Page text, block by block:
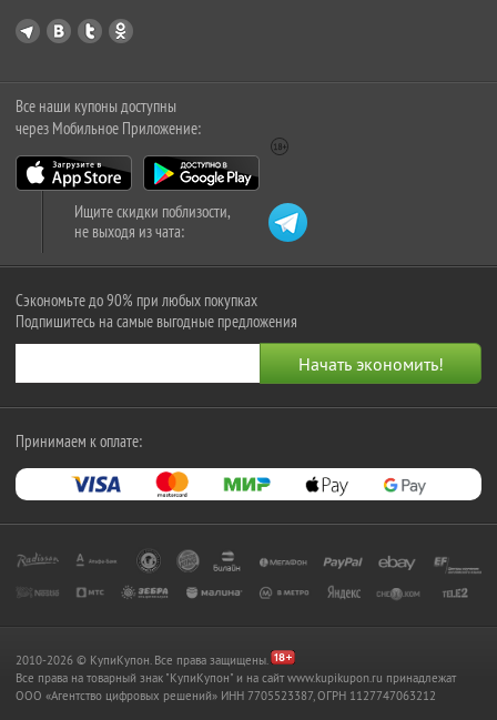
Все наши купоны доступны
через Мобильное Приложение:
Ищите скидки поблизости,
не выходя из чата:
Сэкономьте до 90% при любых покупках
Подпишитесь на самые выгодные предложения
Принимаем к оплате:
2010-2026 © КупиКупон. Все права защищены.
Все права на товарный знак "КупиКупон" и на сайт www.kupikupon.ru принадлежат
OOO «Агентство цифровых решений» ИНН 7705523387, ОГРН 1127747063212